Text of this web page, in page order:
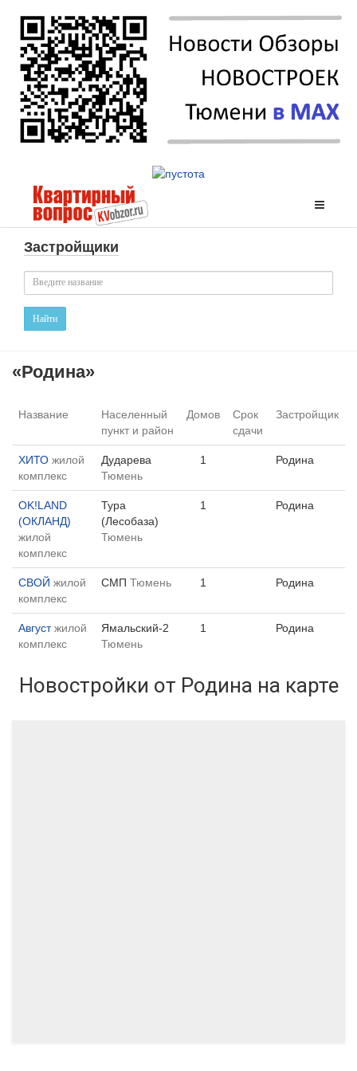
Застройщики
Найти
«Родина»
Название
Населенный
пункт и район
Домов
Срок
сдачи
Застройщик
ХИТО жилой
комплекс
Дударева
Тюмень
1 Родина
OK!LAND
(ОКЛАНД)
жилой
комплекс
Тура
(Лесобаза)
Тюмень
1 Родина
СВОЙ жилой
комплекс
СМП Тюмень 1 Родина
Август жилой
комплекс
Ямальский-2
Тюмень
1 Родина
Новостройки от Родина на карте